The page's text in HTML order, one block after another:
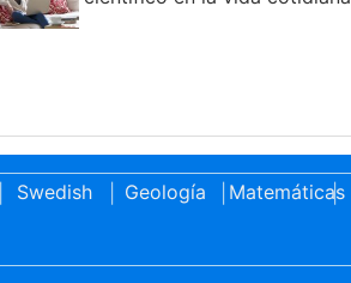
Swedish Geología Matemáticas
|